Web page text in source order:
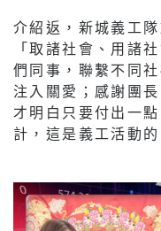
介紹返，新城義工
「取諸社會、用諸
們同事，聯繫不同
注入關愛；感謝團
才明白只要付出一
計，這是義工活動